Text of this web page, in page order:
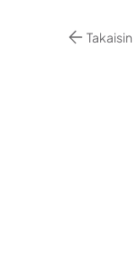
Takaisin